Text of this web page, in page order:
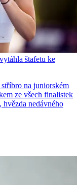
štafetu ke
stříbro na juniorském
ze všech finalistek
nedávného